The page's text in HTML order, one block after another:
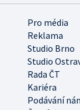
Pro média
Reklama
Studio Brno
Studio
Rada ČT
Kariéra
Podávání